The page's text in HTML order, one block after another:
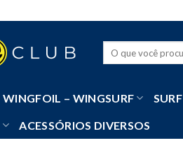
WINGFOIL – WINGSURF SURF
ACESSÓRIOS DIVERSOS